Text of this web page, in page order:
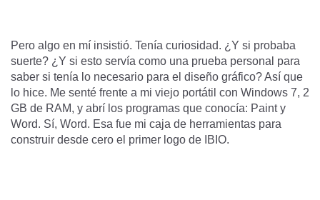
Pero algo en mí insistió. Tenía curiosidad. ¿Y si probaba
suerte? ¿Y si esto servía como una prueba personal para
saber si tenía lo necesario para el diseño gráfico? Así que
lo hice. Me senté frente a mi viejo portátil con Windows 7, 2
GB de RAM, y abrí los programas que conocía: Paint y
Word. Sí, Word. Esa fue mi caja de herramientas para
construir desde cero el primer logo de IBIO.